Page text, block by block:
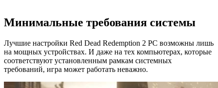
Минимальные требования системы
Лучшие настройки Red Dead Redemption 2 PC возможны лишь
на мощных устройствах. И даже на тех компьютерах, которые
соответствуют установленным рамкам системных
требований, игра может работать неважно.